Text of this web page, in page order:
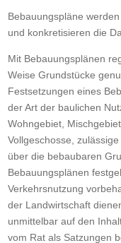
Bebauungspläne
und konkretisieren die
Mit Bebauungsplänen
Weise Grundstücke
Festsetzungen eines
der Art der baulichen
Wohngebiet,
Vollgeschosse,
über die bebaubaren
Bebauungsplänen
Verkehrsnutzung
der Landwirtschaft
unmittelbar auf den
vom Rat als Satzungen